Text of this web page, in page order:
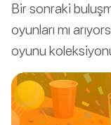
Bir sonraki
oyunları mı
oyunu